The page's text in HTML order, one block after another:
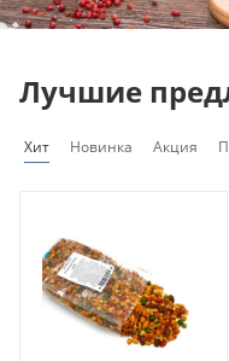
Лучшие
Хит Новинка Акция